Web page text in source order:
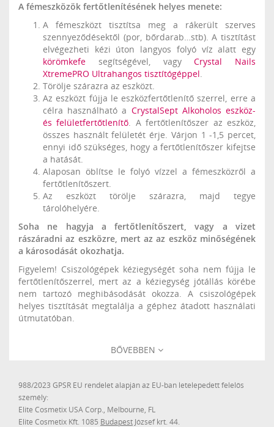
A fémeszközök fertőtlenítésének helyes menete:
A fémeszközt tisztítsa meg a rákerült szerves
szennyeződésektől (por, bőrdarab…stb). A tisztítást
elvégezheti kézi úton langyos folyó víz alatt egy
körömkefe segítségével, vagyCrystal Nails
XtremePRO Ultrahangos tisztítógéppel.
Törölje szárazra az eszközt.
Az eszközt fújja le eszközfertőtlenítő szerrel, erre a
célra használható a CrystalSept Alkoholos eszköz-
és felületfertőtlenítő. A fertőtlenítőszer az eszköz,
összes használt felületét érje. Várjon 1 -1,5 percet,
ennyi idő szükséges, hogy a fertőtlenítőszer kifejtse
a hatását.
Alaposan öblítse le folyó vízzel a fémeszközről a
fertőtlenítőszert.
Az eszközt törölje szárazra, majd tegye
tárolóhelyére.
Soha ne hagyja a fertőtlenítőszert, vagy a vizet
rászáradni az eszközre, mert az az eszköz minőségének
a károsodását okozhatja.
Figyelem! Csiszológépek kéziegységét soha nem fújja le
fertőtlenítőszerrel, mert az a kéziegység jótállás körébe
nem tartozó meghibásodását okozza. A csiszológépek
helyes tisztítását megtalálja a géphez átadott használati
útmutatóban.
BŐVEBBEN
988/2023 GPSR EU rendelet alapján az EU-ban letelepedett felelős
személy:
Elite Cosmetix USA Corp., Melbourne, FL
Elite Cosmetix Kft. 1085 Budapest József krt. 44.